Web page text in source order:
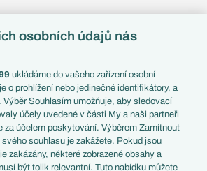
Česko
Francie
Itálie
Německo
Španělsko
Argentina
Brazílie
Přestupy
osobních údajů nás
ukládáme do vašeho zařízení osobní
o prohlížení nebo jedinečné identifikátory, a
Výběr Souhlasím umožňuje, aby sledovací
účely uvedené v části My a naši partneři
za účelem poskytování. Výběrem Zamítnout
souhlasu je zakážete. Pokud jsou
zakázány, některé zobrazené obsahy a
být tolik relevantní. Tuto nabídku můžete